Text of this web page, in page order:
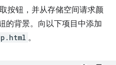
按钮，并从存储空间请求颜
的背景。向以下项目中添加
。